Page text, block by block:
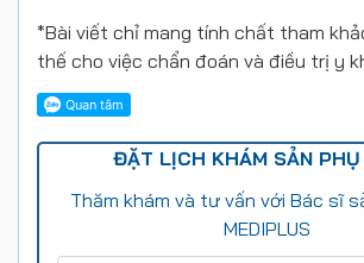
*Bài viết chỉ mang tính chất tham
thế cho việc chẩn đoán và điều trị y
ĐẶT LỊCH KHÁM SẢN PHỤ
Thăm khám và tư vấn với Bác sĩ
MEDIPLUS